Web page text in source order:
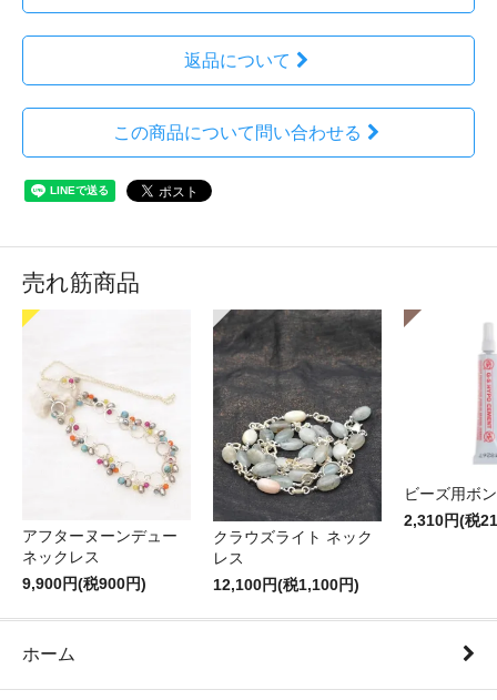
返品について
この商品について問い合わせる
売れ筋商品
アフターヌーンデュー
ネックレス
9,900円(税900円)
クラウズライト ネック
レス
12,100円(税1,100円)
ビーズ用ボ
2,310円(税
ホーム